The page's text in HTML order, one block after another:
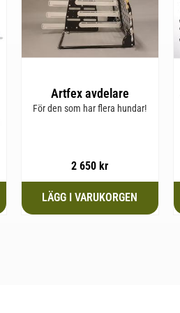
Artfex avdelare
För den som har flera hundar!
2 650 kr